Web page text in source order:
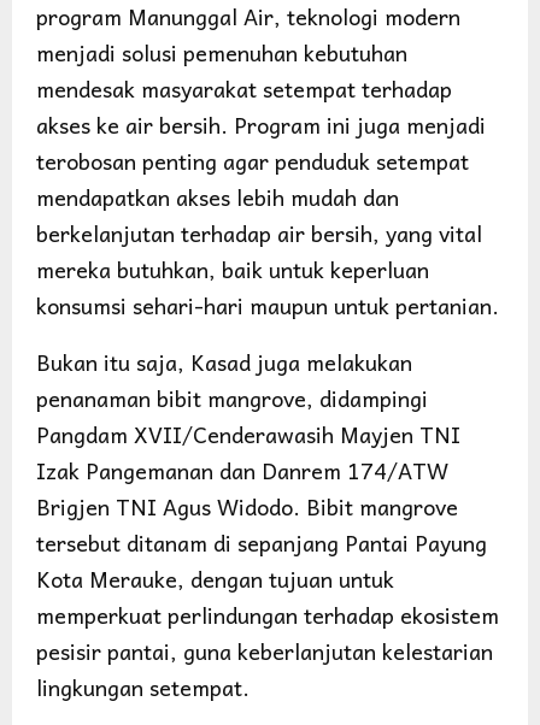
program Manunggal Air, teknologi modern
menjadi solusi pemenuhan kebutuhan
mendesak masyarakat setempat terhadap
akses ke air bersih. Program ini juga menjadi
terobosan penting agar penduduk setempat
mendapatkan akses lebih mudah dan
berkelanjutan terhadap air bersih, yang vital
mereka butuhkan, baik untuk keperluan
konsumsi sehari-hari maupun untuk pertanian.
Bukan itu saja, Kasad juga melakukan
penanaman bibit mangrove, didampingi
Pangdam XVII/Cenderawasih Mayjen TNI
Izak Pangemanan dan Danrem 174/ATW
Brigjen TNI Agus Widodo. Bibit mangrove
tersebut ditanam di sepanjang Pantai Payung
Kota Merauke, dengan tujuan untuk
memperkuat perlindungan terhadap ekosistem
pesisir pantai, guna keberlanjutan kelestarian
lingkungan setempat.